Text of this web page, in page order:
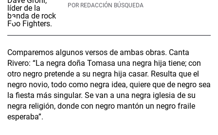
POR REDACCIÓN BÚSQUEDA
Comparemos algunos versos de ambas obras. Canta
Rivero: “La negra doña Tomasa una negra hija tiene; con
otro negro pretende a su negra hija casar. Resulta que el
negro novio, todo como negra idea, quiere que de negro sea
la fiesta más singular. Se van a una negra iglesia de su
negra religión, donde con negro mantón un negro fraile
esperaba”.